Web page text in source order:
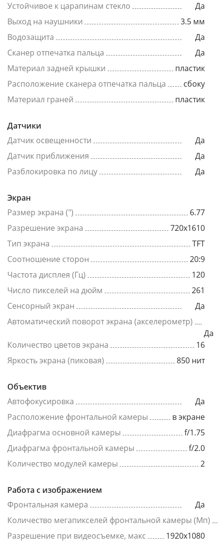
Устойчивое к царапинам стекло
Да
Выход на наушники
3.5 мм
Водозащита
Да
Сканер отпечатка пальца
Да
Материал задней крышки
пластик
Расположение сканера отпечатка пальца
сбоку
Материал граней
пластик
Датчики
Датчик освещенности
Да
Датчик приближения
Да
Разблокировка по лицу
Да
Экран
Размер экрана (")
6.77
Разрешение экрана
720x1610
Тип экрана
TFT
Соотношение сторон
20:9
Частота дисплея (Гц)
120
Число пикселей на дюйм
261
Сенсорный экран
Да
Автоматический поворот экрана (акселерометр)
Да
Количество цветов экрана
16
Яркость экрана (пиковая)
850 нит
Объектив
Автофокусировка
Да
Расположение фронтальной камеры
в экране
Диафрагма основной камеры
f/1.75
Диафрагма фронтальной камеры
f/2.0
Количество модулей камеры
2
Работа с изображением
Фронтальная камера
Да
Количество мегапикселей фронтальной камеры (Мп)
Разрешение при видеосъемке, макс
1920x1080